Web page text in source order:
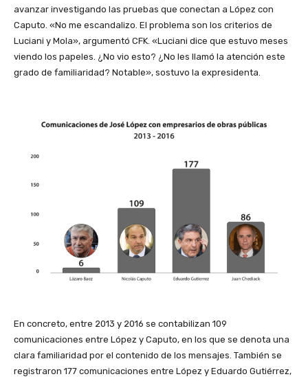
avanzar investigando las pruebas que conectan a López con
Caputo. «No me escandalizo. El problema son los criterios de
Luciani y Mola», argumentó CFK. «Luciani dice que estuvo meses
viendo los papeles. ¿No vio esto? ¿No les llamó la atención este
grado de familiaridad? Notable», sostuvo la expresidenta.
En concreto, entre 2013 y 2016 se contabilizan 109
comunicaciones entre López y Caputo, en los que se denota una
clara familiaridad por el contenido de los mensajes. También se
registraron 177 comunicaciones entre López y Eduardo Gutiérrez,